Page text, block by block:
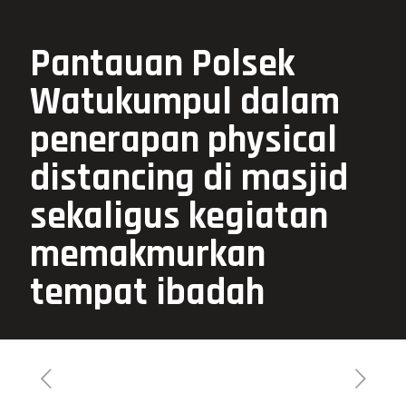
Pantauan Polsek
Watukumpul dalam
penerapan physical
distancing di masjid
sekaligus kegiatan
memakmurkan
tempat ibadah